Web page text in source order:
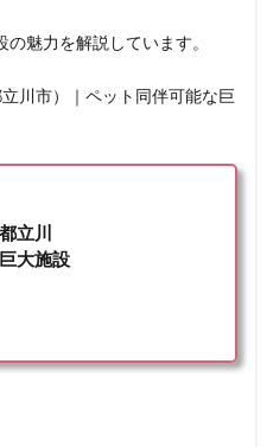
魅力を解説しています。
川市）｜ペット同伴可能な巨
立川
大施設